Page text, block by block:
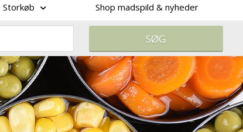
Storkøb Shop madspild & nyheder